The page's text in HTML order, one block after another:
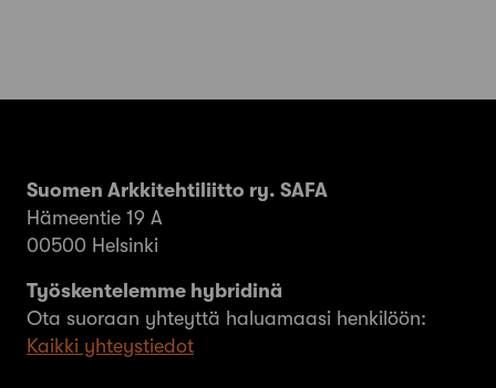
Suomen Arkkitehtiliitto ry. SAFA
Hämeentie 19 A
00500 Helsinki
Työskentelemme hybridinä
Ota suoraan yhteyttä haluamaasi henkilöön:
Kaikki yhteystiedot